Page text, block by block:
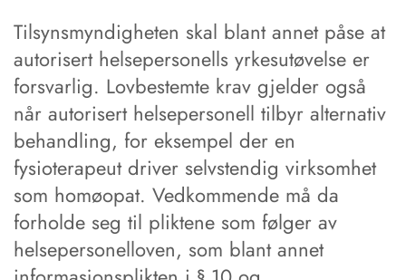
Tilsynsmyndigheten skal blant annet påse at
autorisert helsepersonells yrkesutøvelse er
forsvarlig. Lovbestemte krav gjelder også
når autorisert helsepersonell tilbyr alternativ
behandling, for eksempel der en
fysioterapeut driver selvstendig virksomhet
som homøopat. Vedkommende må da
forholde seg til pliktene som følger av
helsepersonelloven, som blant annet